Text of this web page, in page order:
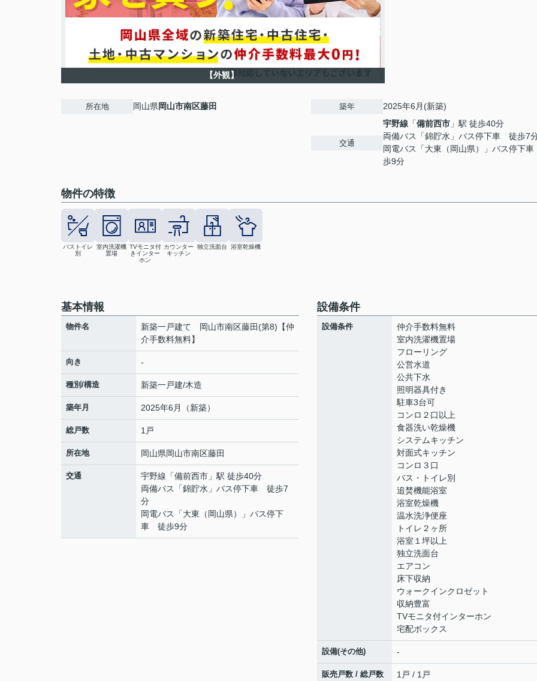
【外観】
所在地 岡山県岡山市南区藤田 築年 2025年6月(新築)
交通
宇野線 「備前西市 」駅 徒歩40分
両備バス「錦貯水」バス停下車 徒歩7
岡電バス「大東（岡山県）」バス停下
歩9分
物件の特徴
バストイレ
別
室内洗濯機
置場
TVモニタ付
きインター
ホン
カウンター
キッチン
独立洗面台 浴室乾燥機
基本情報
物件名
新築一戸建て 岡山市南区藤田(第8)【仲
介手数料無料】
向き -
種別/構造 新築一戸建/木造
築年月 2025年6月（新築）
総戸数 1戸
所在地 岡山県岡山市南区藤田
交通 宇野線 「備前西市 」駅 徒歩40分
両備バス「錦貯水」バス停下車 徒歩7
分
岡電バス「大東（岡山県）」バス停下
車 徒歩9分
設備条件
設備条件
仲介手数料無料
室内洗濯機置場
フローリング
公営水道
公共下水
照明器具付き
駐車3台可
コンロ２口以上
食器洗い乾燥機
システムキッチン
対面式キッチン
コンロ３口
バス・トイレ別
追焚機能浴室
浴室乾燥機
温水洗浄便座
トイレ２ヶ所
浴室１坪以上
独立洗面台
エアコン
床下収納
ウォークインクロゼット
収納豊富
TVモニタ付インターホン
宅配ボックス
設備(その他) -
販売戸数 / 総戸数 1戸 / 1戸